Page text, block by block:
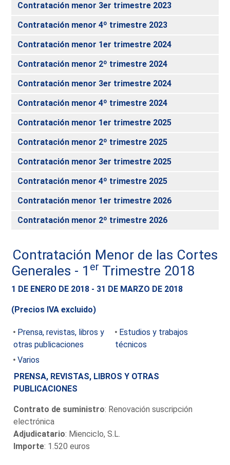
Contratación menor 3er trimestre 2023
Contratación menor 4º trimestre 2023
Contratación menor 1er trimestre 2024
Contratación menor 2º trimestre 2024
Contratación menor 3er trimestre 2024
Contratación menor 4º trimestre 2024
Contratación menor 1er trimestre 2025
Contratación menor 2º trimestre 2025
Contratación menor 3er trimestre 2025
Contratación menor 4º trimestre 2025
Contratación menor 1er trimestre 2026
Contratación menor 2º trimestre 2026
Contratación Menor de las Cortes
Generales - 1 er Trimestre 2018
1 DE ENERO DE 2018 - 31 DE MARZO DE 2018
(Precios IVA excluido)
Prensa, revistas, libros y
otras publicaciones
Estudios y trabajos
técnicos
Varios
PRENSA, REVISTAS, LIBROS Y OTRAS
PUBLICACIONES
Contrato de suministro: Renovación suscripción
electrónica
Adjudicatario: Mienciclo, S.L.
Importe: 1.520 euros